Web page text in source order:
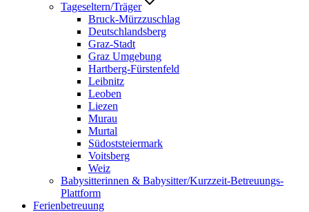
Tageseltern/Träger
Bruck-Mürzzuschlag
Deutschlandsberg
Graz-Stadt
Graz Umgebung
Hartberg-Fürstenfeld
Leibnitz
Leoben
Liezen
Murau
Murtal
Südoststeiermark
Voitsberg
Weiz
Babysitterinnen & Babysitter/Kurzzeit-Betreuungs-
Plattform
Ferienbetreuung